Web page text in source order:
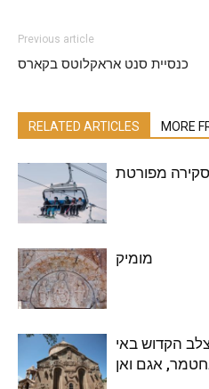
Previous article
כנסיית סנט אראקלוטס בקארס
RELATED ARTICLES MORE
סקירה מפורטת
מומיק
הקדוש באי
אגם ואן